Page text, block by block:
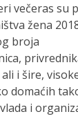
večeras su
žena
broja
i šire,
domaćih
i